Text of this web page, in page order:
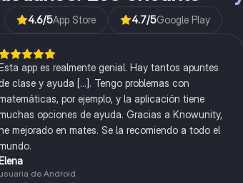
4.6/5App Store 4.7/5Google Play
app es realmente genial. Hay tantos apuntes
clase y ayuda [...]. Tengo problemas con
por ejemplo, y la aplicación tiene
opciones de ayuda. Gracias a Knowunity,
mejorado en mates. Se la recomiendo a todo el
Elena
usuaria de Android